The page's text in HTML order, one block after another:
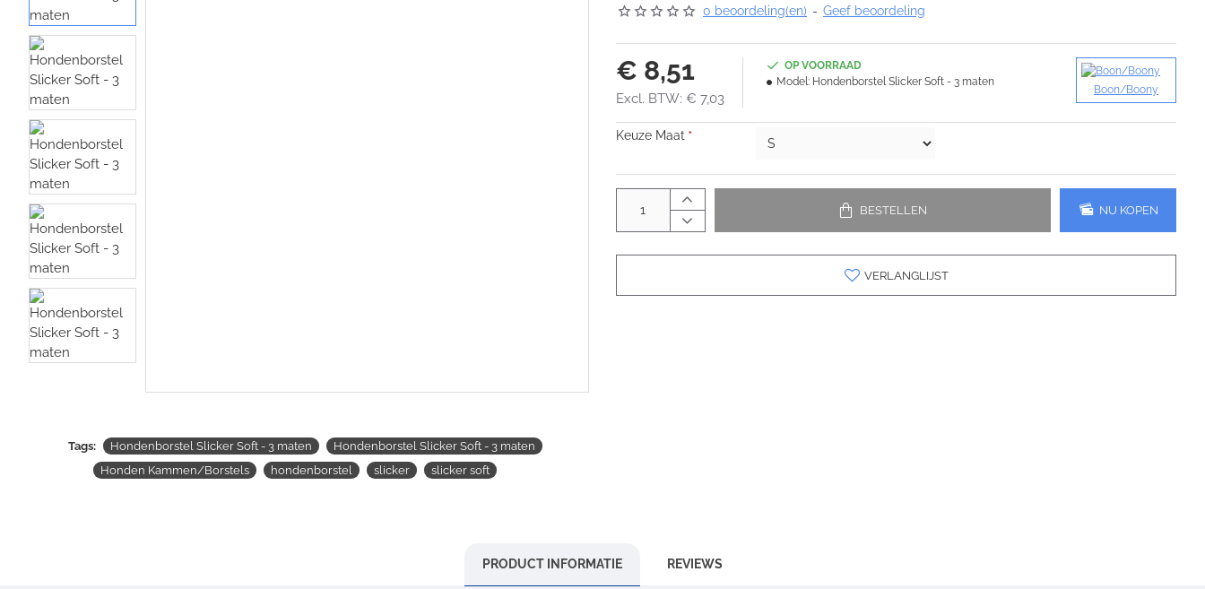
Tags: Hondenborstel Slicker Soft - 3 maten
Hondenborstel Slicker Soft - 3 maten
Honden Kammen/Borstels
hondenborstel slicker slicker soft
0 beoordeling(en) - Geef beoordeling
€ 8,51
Excl. BTW: € 7,03
OP VOORRAAD
Model: Hondenborstel Slicker Soft - 3 maten
Boon/Boony
Keuze Maat
BESTELLEN NU KOPEN
VERLANGLIJST
PRODUCT INFORMATIE REVIEWS